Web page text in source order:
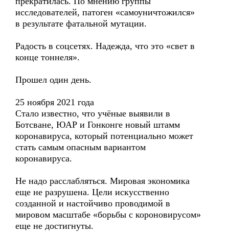
исследователей, патоген «самоуничтожился»
в результате фатальной мутации.
Радость в соцсетях. Надежда, что это «свет в
конце тоннеля».
Прошел один день.
25 ноября 2021 года
Стало известно, что учёные выявили в
Ботсване, ЮАР и Гонконге новый штамм
коронавируса, который потенциально может
стать самым опасным вариантом
коронавируса.
Не надо расслабляться. Мировая экономика
еще не разрушена. Цели искусственно
созданной и настойчиво проводимой в
мировом масштабе «борьбы с короновирусом»
еще не достигнуты.